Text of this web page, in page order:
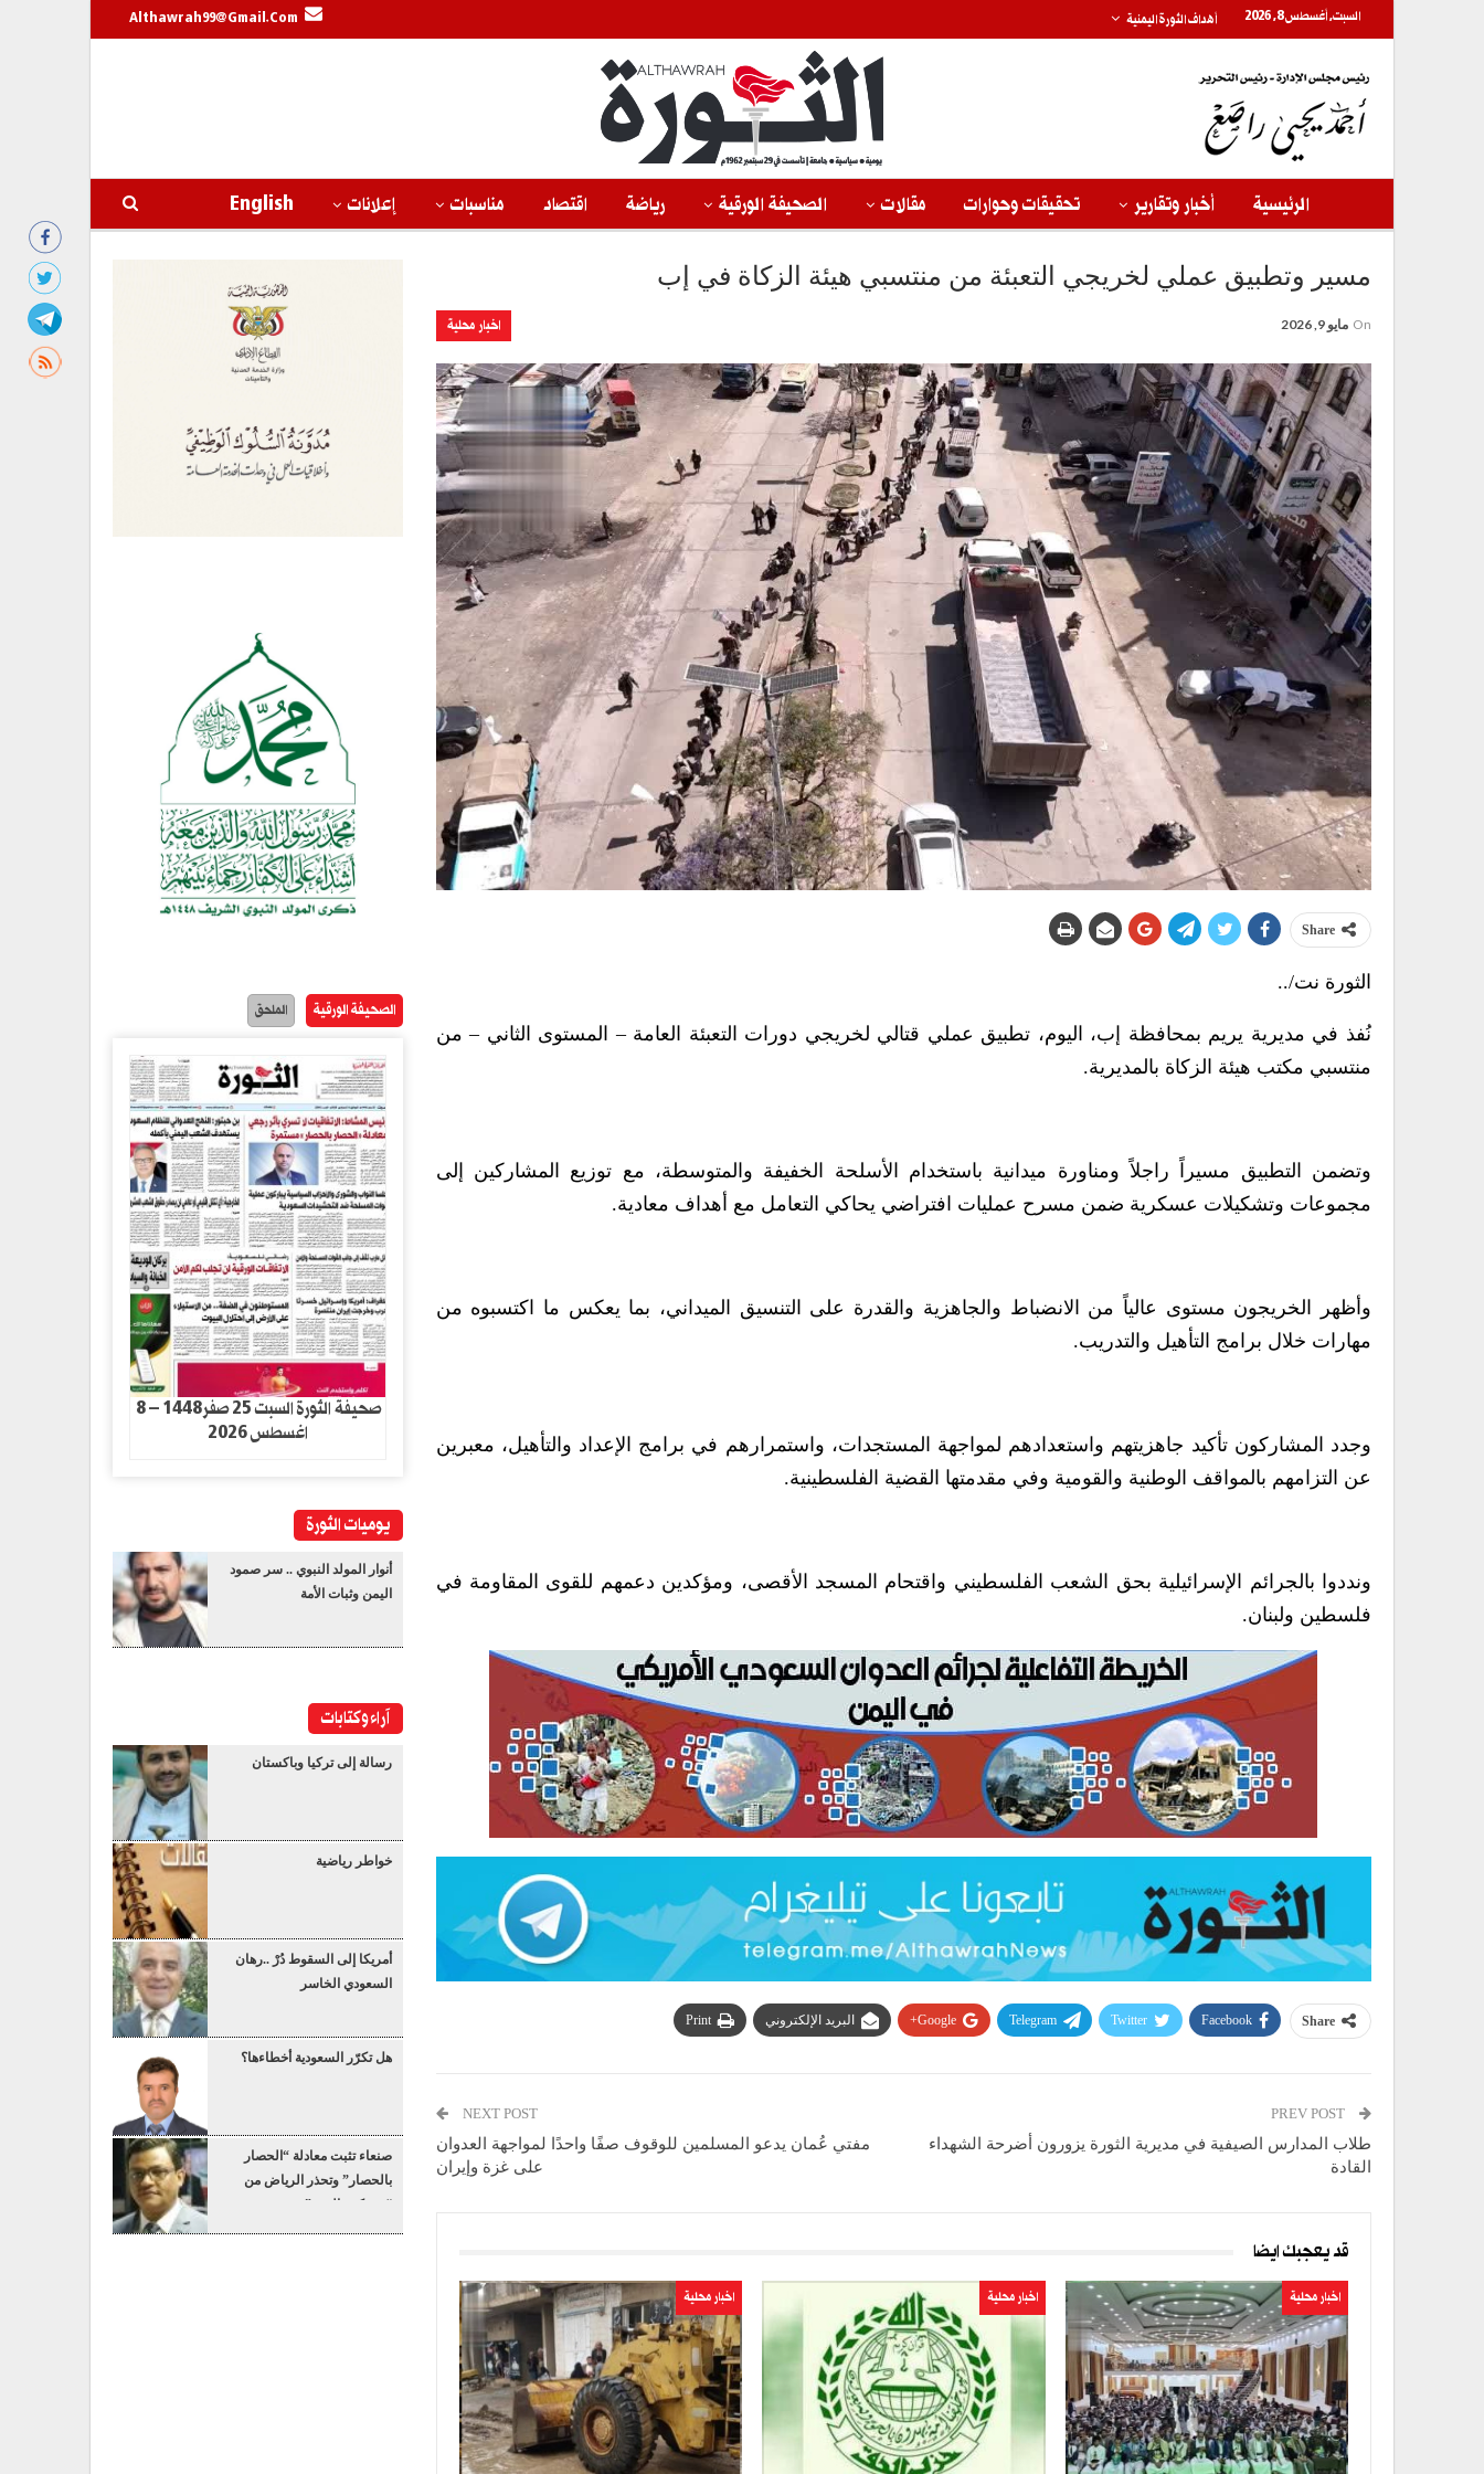
السبت, أغسطس 8, 2026 أهداف الثورة اليمنية Althawrah99@gmail.com
الرئيسية أخبار وتقارير تحقيقات وحوارات مقالات الصحيفة الورقية رياضة اقتصاد مناسبات إعلانات English
مسير وتطبيق عملي لخريجي التعبئة من منتسبي هيئة الزكاة في إب
اخبار محلية On مايو 9, 2026
Share
الثورة نت/..
نُفذ في مديرية يريم بمحافظة إب، اليوم، تطبيق عملي قتالي لخريجي دورات التعبئة العامة – المستوى الثاني – من
منتسبي مكتب هيئة الزكاة بالمديرية.
وتضمن التطبيق مسيراً راجلاً ومناورة ميدانية باستخدام الأسلحة الخفيفة والمتوسطة، مع توزيع المشاركين إلى
مجموعات وتشكيلات عسكرية ضمن مسرح عمليات افتراضي يحاكي التعامل مع أهداف معادية.
وأظهر الخريجون مستوى عالياً من الانضباط والجاهزية والقدرة على التنسيق الميداني، بما يعكس ما اكتسبوه من
مهارات خلال برامج التأهيل والتدريب.
وجدد المشاركون تأكيد جاهزيتهم واستعدادهم لمواجهة المستجدات، واستمرارهم في برامج الإعداد والتأهيل، معبرين
عن التزامهم بالمواقف الوطنية والقومية وفي مقدمتها القضية الفلسطينية.
ونددوا بالجرائم الإسرائيلية بحق الشعب الفلسطيني واقتحام المسجد الأقصى، ومؤكدين دعمهم للقوى المقاومة في
فلسطين ولبنان.
Share
Facebook
Twitter
Telegram
Google+ البريد الإلكتروني Print
طلاب المدارس الصيفية في مديرية الثورة يزورون أضرحة الشهداء
القادة
NEXT POST
مفتي عُمان يدعو المسلمين للوقوف صفًا واحدًا لمواجهة العدوان
على غزة وإيران
قد يعجبك ايضا
اخبار محلية اخبار محلية اخبار محلية
الصحيفة الورقية الملحق
صحيفة الثورة السبت 25 صفر1448 – 8
اغسطس 2026
يوميات الثورة
أنوار المولد النبوي .. سر صمود
اليمن وثبات الأمة
آراء وكتابات
رسالة إلى تركيا وباكستان
خواطر رياضية
أمريكا إلى السقوط دُرْ ..رهان
السعودي الخاسر
هل تكرّر السعودية أخطاءها؟
صنعاء تثبت معادلة “الحصار
بالحصار” وتحذر الرياض من
“عسكرة البحر”